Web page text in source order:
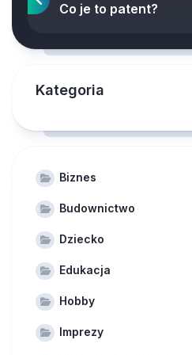
Co je to patent?
Kategoria
Biznes
Budownictwo
Dziecko
Edukacja
Hobby
Imprezy